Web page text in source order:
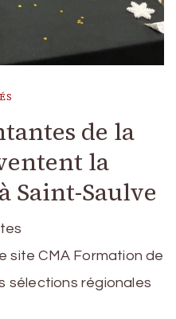
de la
la
Saint-Saulve
site CMA Formation de
sélections régionales